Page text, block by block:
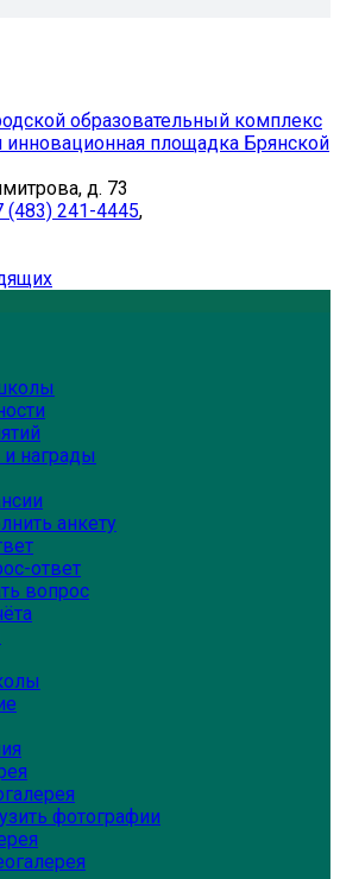
образовательный комплекс
площадка Брянской
д. 73
(483) 241-4445,
награды
анкету
ответ
вопрос
фотографии